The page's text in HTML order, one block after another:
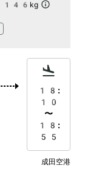
146kg
18:
10
〜
18:
55
成田空港